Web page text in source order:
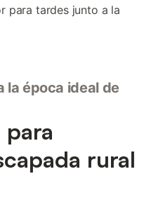
para tardes junto a la
la época ideal de
rural